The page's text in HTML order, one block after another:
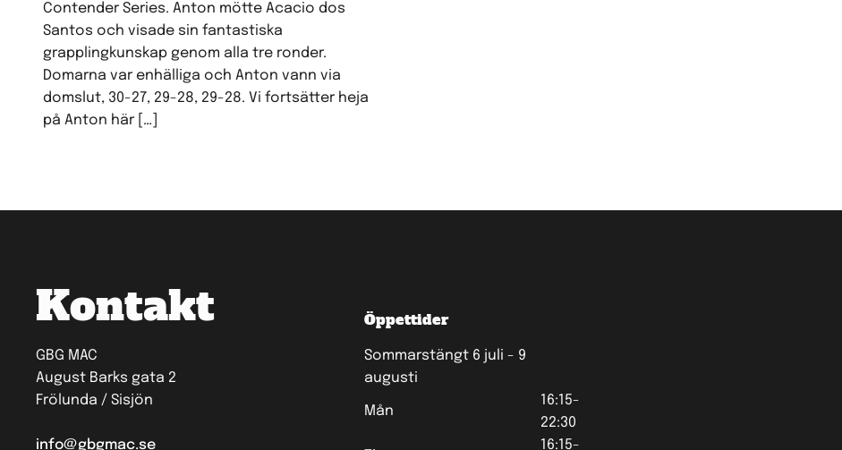
Contender Series. Anton mötte Acacio dos
Santos och visade sin fantastiska
grapplingkunskap genom alla tre ronder.
Domarna var enhälliga och Anton vann via
domslut, 30-27, 29-28, 29-28. Vi fortsätter heja
på Anton här […]
Kontakt
GBG MAC
August Barks gata 2
Frölunda / Sisjön
info@gbgmac.se
Öppettider
Sommarstängt 6 juli - 9
augusti
Mån
16:15-
22:30
16:15-